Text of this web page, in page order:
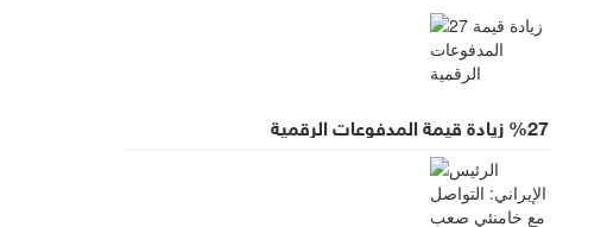
%27 زيادة قيمة المدفوعات الرقمية